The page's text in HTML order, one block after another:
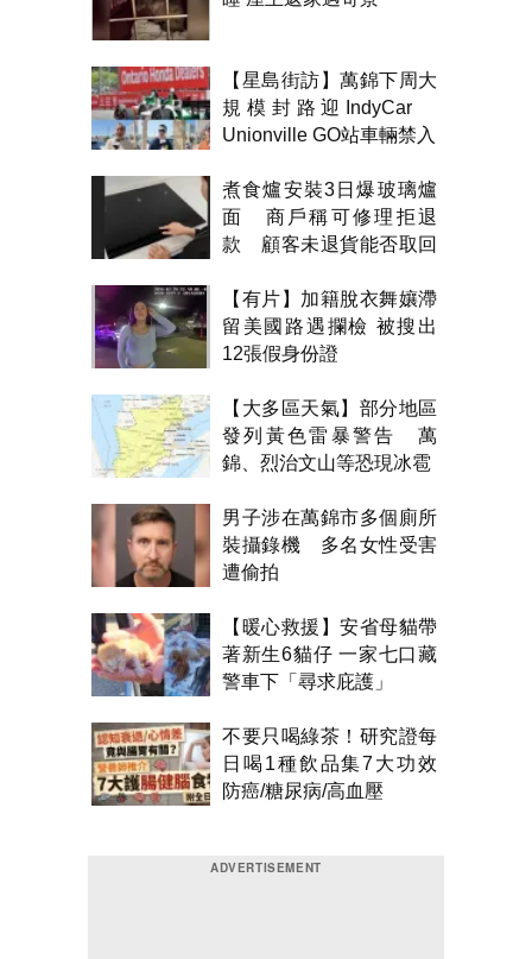
【星島街訪】萬錦下周大
規模封路迎IndyCar
Unionville GO站車輛禁入
煮食爐安裝3日爆玻璃爐
面 商戶稱可修理拒退
款 顧客未退貨能否取回
【有片】加籍脫衣舞孃滯
留美國路遇攔檢 被搜出
12張假身份證
【大多區天氣】部分地區
發列黃色雷暴警告 萬
錦、烈治文山等恐現冰雹
男子涉在萬錦市多個廁所
裝攝錄機 多名女性受害
遭偷拍
【暖心救援】安省母貓帶
著新生6貓仔 一家七口藏
警車下「尋求庇護」
不要只喝綠茶！研究證每
日喝1種飲品集7大功效
防癌/糖尿病/高血壓